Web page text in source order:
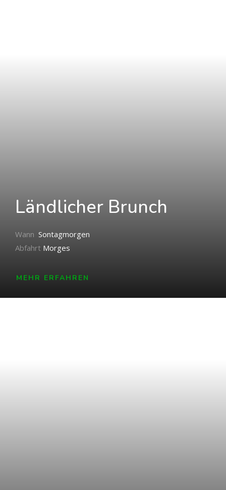
Ländlicher Brunch
Wann Sontagmorgen
Abfahrt Morges
MEHR ERFAHREN